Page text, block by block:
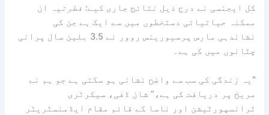
کل ایجنسی نے درج ذیل نتائج جاری کیے: فطرتیہ ان
ممکنہ حیاتیاتی دستخطوں میں سے ایک ہے جن کی
نشاندہی مارس پرسیورینس روور نے 3.5 بلین سال پرانی
چٹانوں میں کی ہے۔
"یہ زندگی کی سب سے واضح نشانی ہو سکتی ہے جو ہم نے
مریخ پر دریافت کی ہے،” شان ڈفی، سیکرٹری
ٹرانسپورٹیشن اور ناسا کے قائم مقام ایڈمنسٹریٹر